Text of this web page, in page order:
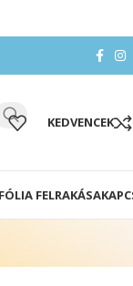
KEDVENCEK
FELRAKÁSA